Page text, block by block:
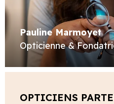
Pauline Marmoyet
Opticienne &
OPTICIENS